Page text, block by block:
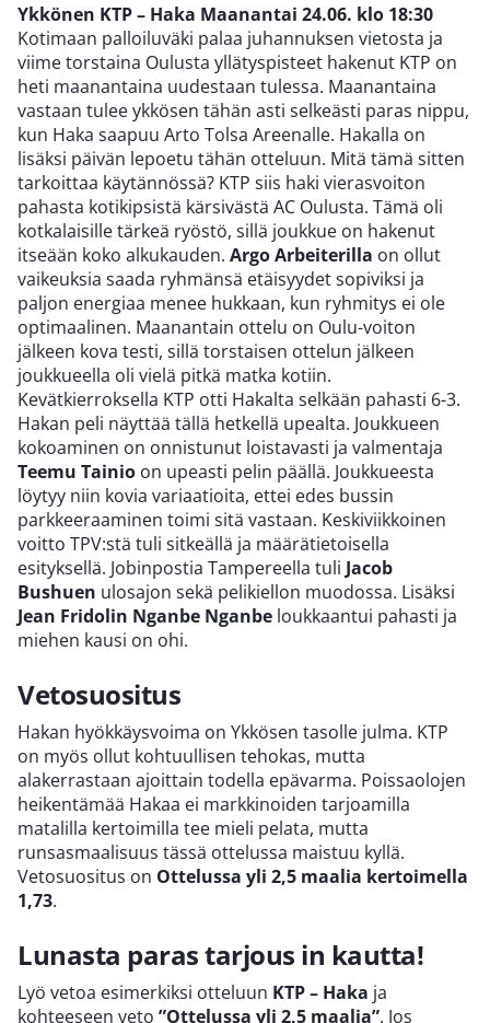
Ykkönen KTP – Haka Maanantai 24.06. klo 18:30
Kotimaan palloiluväki palaa juhannuksen vietosta ja
viime torstaina Oulusta yllätyspisteet hakenut KTP on
heti maanantaina uudestaan tulessa. Maanantaina
vastaan tulee ykkösen tähän asti selkeästi paras nippu,
kun Haka saapuu Arto Tolsa Areenalle. Hakalla on
lisäksi päivän lepoetu tähän otteluun. Mitä tämä sitten
tarkoittaa käytännössä? KTP siis haki vierasvoiton
pahasta kotikipsistä kärsivästä AC Oulusta. Tämä oli
kotkalaisille tärkeä ryöstö, sillä joukkue on hakenut
itseään koko alkukauden. Argo Arbeiterilla on ollut
vaikeuksia saada ryhmänsä etäisyydet sopiviksi ja
paljon energiaa menee hukkaan, kun ryhmitys ei ole
optimaalinen. Maanantain ottelu on Oulu-voiton
jälkeen kova testi, sillä torstaisen ottelun jälkeen
joukkueella oli vielä pitkä matka kotiin.
Kevätkierroksella KTP otti Hakalta selkään pahasti 6-3.
Hakan peli näyttää tällä hetkellä upealta. Joukkueen
kokoaminen on onnistunut loistavasti ja valmentaja
Teemu Tainio on upeasti pelin päällä. Joukkueesta
löytyy niin kovia variaatioita, ettei edes bussin
parkkeeraaminen toimi sitä vastaan. Keskiviikkoinen
voitto TPV:stä tuli sitkeällä ja määrätietoisella
esityksellä. Jobinpostia Tampereella tuli Jacob
Bushuen ulosajon sekä pelikiellon muodossa. Lisäksi
Jean Fridolin Nganbe Nganbe loukkaantui pahasti ja
miehen kausi on ohi.
Vetosuositus
Hakan hyökkäysvoima on Ykkösen tasolle julma. KTP
on myös ollut kohtuullisen tehokas, mutta
alakerrastaan ajoittain todella epävarma. Poissaolojen
heikentämää Hakaa ei markkinoiden tarjoamilla
matalilla kertoimilla tee mieli pelata, mutta
runsasmaalisuus tässä ottelussa maistuu kyllä.
Vetosuositus on Ottelussa yli 2,5 maalia kertoimella
1,73.
Lunasta paras tarjous in kautta!
Lyö vetoa esimerkiksi otteluun KTP – Haka ja
kohteeseen veto ”Ottelussa yli 2,5 maalia”. Jos